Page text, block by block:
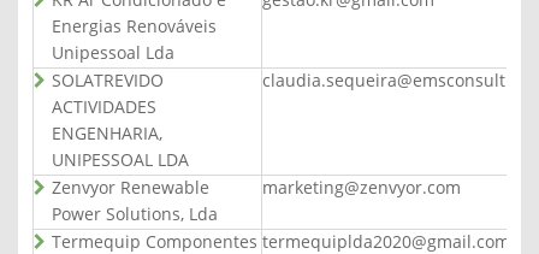
Energias Renováveis
Unipessoal Lda
SOLATREVIDO
ACTIVIDADES
ENGENHARIA,
UNIPESSOAL LDA
Zenvyor Renewable
Power Solutions, Lda
marketing@zenvyor.com
Termequip Componentes termequiplda2020@gmail.com